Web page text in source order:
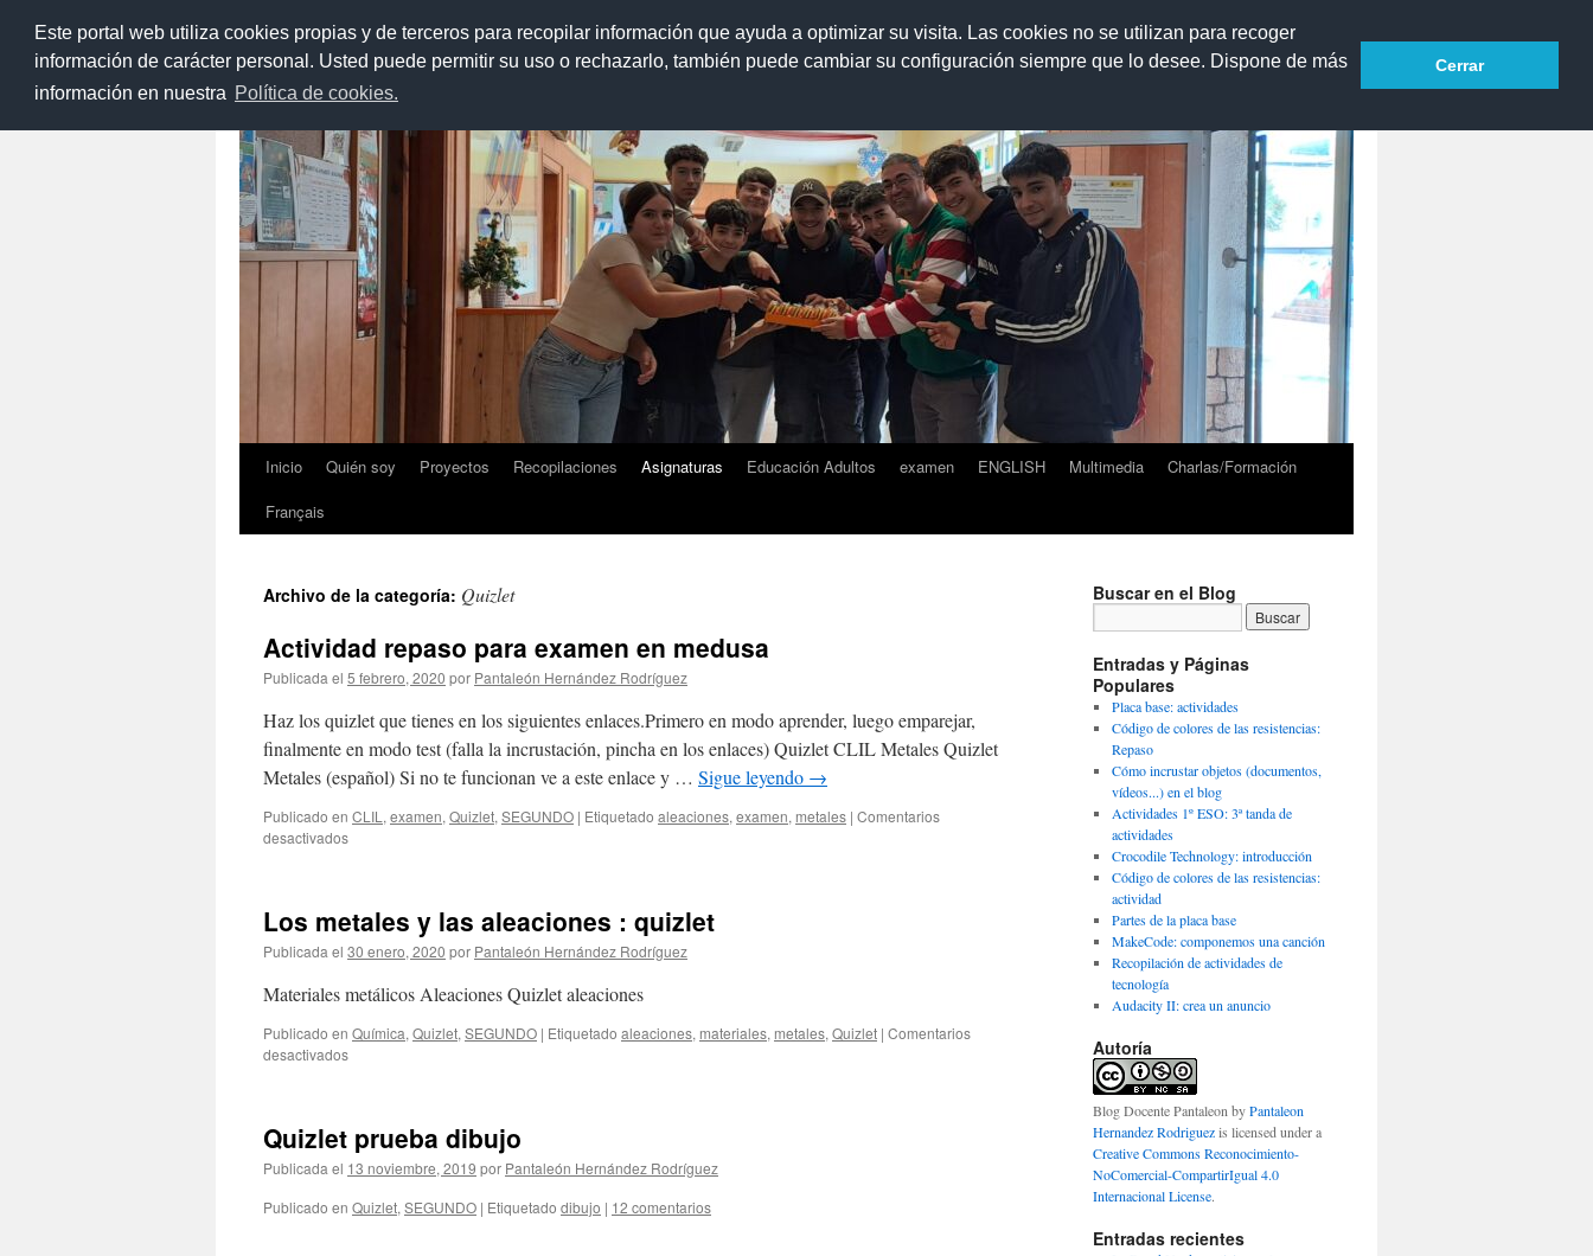
Este portal web utiliza cookies propias y de terceros para recopilar información que ayuda a optimizar su visita. Las cookies no se utilizan para recoger
información de carácter personal. Usted puede permitir su uso o rechazarlo, también puede cambiar su configuración siempre que lo desee. Dispone de más
información en nuestra Política de cookies.
Cerrar
Saltar
al
contenido
Blog de Aula de Pantaleón Hernández Rodríguez
Inicio Quién soy Proyectos Recopilaciones Asignaturas Educación Adultos examen ENGLISH Multimedia
Charlas/Formación
Français
Archivo de la categoría: Quizlet
Actividad repaso para examen en medusa
Publicada el 5 febrero, 2020 por Pantaleón Hernández Rodríguez
Haz los quizlet que tienes en los siguientes enlaces.Primero en modo aprender, luego emparejar,
finalmente en modo test (falla la incrustación, pincha en los enlaces) Quizlet CLIL Metales Quizlet
Metales (español) Si no te funcionan ve a este enlace y … Sigue leyendo →
Publicado en CLIL , examen, Quizlet, SEGUNDO | Etiquetado aleaciones, examen, metales | Comentarios
desactivadosen
examen
en
medusa
Los metales y las aleaciones : quizlet
Publicada el 30 enero, 2020 por Pantaleón Hernández Rodríguez
Materiales metálicos Aleaciones Quizlet aleaciones
Publicado en Química, Quizlet, SEGUNDO | Etiquetado aleaciones, materiales, metales, Quizlet | Comentarios
desactivadosen
las
aleaciones
:
quizlet
Quizlet prueba dibujo
Publicada el 13 noviembre, 2019 por Pantaleón Hernández Rodríguez
Publicado en Quizlet, SEGUNDO | Etiquetado dibujo | 12 comentarios
Buscar en el Blog
Entradas y Páginas
Populares
Placa base: actividades
Código de colores de las resistencias:
Repaso
Cómo incrustar objetos (documentos,
vídeos...) en el blog
Actividades 1º ESO: 3ª tanda de
actividades
Crocodile Technology: introducción
Código de colores de las resistencias:
actividad
Partes de la placa base
MakeCode: componemos una canción
Recopilación de actividades de
tecnología
Audacity II: crea un anuncio
Autoría
Blog Docente Pantaleon byPantaleon
Hernandez Rodriguezis licensed under a
Creative Commons Reconocimiento-
NoComercial-CompartirIgual 4.0
Internacional License.
Entradas recientes